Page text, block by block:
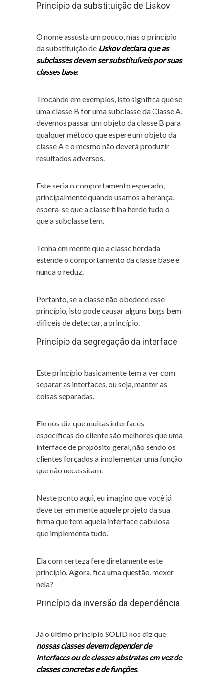
Princípio da substituição de Liskov
O nome assusta um pouco, mas o princípio
da substituição de Liskov declara que as
subclasses devem ser substituíveis por suas
classes base.
Trocando em exemplos, isto significa que se
uma classe B for uma subclasse da Classe A,
devemos passar um objeto da classe B para
qualquer método que espere um objeto da
classe A e o mesmo não deverá produzir
resultados adversos.
Este seria o comportamento esperado,
principalmente quando usamos a herança,
espera-se que a classe filha herde tudo o
que a subclasse tem.
Tenha em mente que a classe herdada
estende o comportamento da classe base e
nunca o reduz.
Portanto, se a classe não obedece esse
princípio, isto pode causar alguns bugs bem
dificeis de detectar, a princípio.
Princípio da segregação da interface
Este princípio basicamente tem a ver com
separar as interfaces, ou seja, manter as
coisas separadas.
Ele nos diz que muitas interfaces
específicas do cliente são melhores que uma
interface de propósito geral, não sendo os
clientes forçados a implementar uma função
que não necessitam.
Neste ponto aqui, eu imagino que você já
deve ter em mente aquele projeto da sua
firma que tem aquela interface cabulosa
que implementa tudo.
Ela com certeza fere diretamente este
princípio. Agora, fica uma questão, mexer
nela?
Princípio da inversão da dependência
Já o último princípio SOLID nos diz que
nossas classes devem depender de
interfaces ou de classes abstratas em vez de
classes concretas e de funções.